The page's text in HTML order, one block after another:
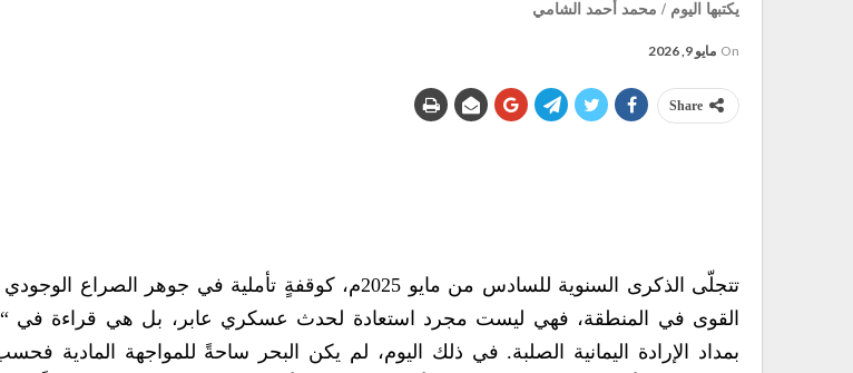
يكتبها اليوم / محمد أحمد الشامي
On مايو 9, 2026
Share
تتجلّى الذكرى السنوية للسادس من مايو 2025م، كوقفةٍ تأملية في جوهر
القوى في المنطقة، فهي ليست مجرد استعادة لحدث عسكري عابر، بل هي قراءة في
بمداد الإرادة اليمانية الصلبة. في ذلك اليوم، لم يكن البحر ساحةً للمواجهة المادية